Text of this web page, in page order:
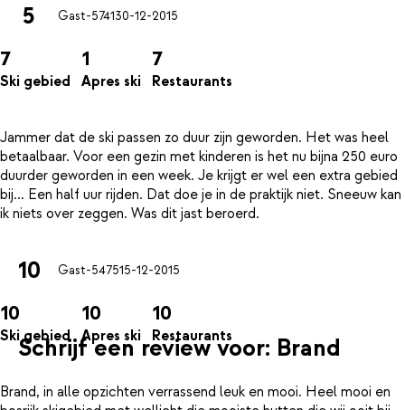
5 Gast-574130-12-2015
7
Ski gebied
1
Apres ski
7
Restaurants
Jammer dat de ski passen zo duur zijn geworden. Het was heel
betaalbaar. Voor een gezin met kinderen is het nu bijna 250 euro
duurder geworden in een week. Je krijgt er wel een extra gebied
bij... Een half uur rijden. Dat doe je in de praktijk niet. Sneeuw kan
10 Gast-547515-12-2015
10
Ski gebied
10
Apres ski
10
Restaurants
Brand, in alle opzichten verrassend leuk en mooi. Heel mooi en
Schrijf een review voor: Brand